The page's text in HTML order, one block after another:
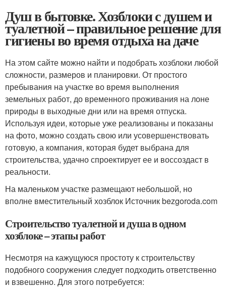
Душ в бытовке. Хозблоки с душем и
туалетной – правильное решение для
гигиены во время отдыха на даче
На этом сайте можно найти и подобрать хозблоки любой
сложности, размеров и планировки. От простого
пребывания на участке во время выполнения
земельных работ, до временного проживания на лоне
природы в выходные дни или на время отпуска.
Используя идеи, которые уже реализованы и показаны
на фото, можно создать свою или усовершенствовать
готовую, а компания, которая будет выбрана для
строительства, удачно спроектирует ее и воссоздаст в
реальности.
На маленьком участке размещают небольшой, но
вполне вместительный хозблок Источник bezgoroda.com
Строительство туалетной и душа в одном
хозблоке – этапы работ
Несмотря на кажущуюся простоту к строительству
подобного сооружения следует подходить ответственно
и взвешенно. Для этого потребуется: